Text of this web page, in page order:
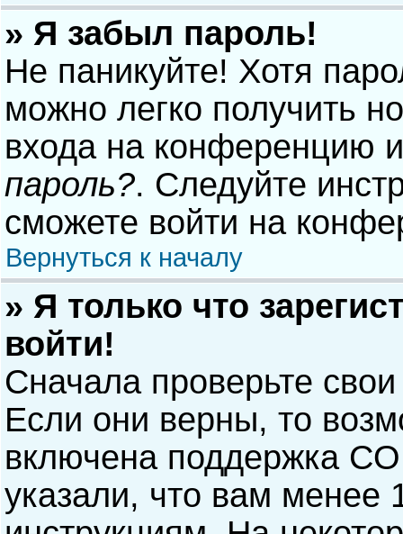
» Я забыл пароль!
Не паникуйте! Хотя
можно легко получить
входа на конференцию
пароль?. Следуйте
сможете войти на
Вернуться к началу
» Я только что
войти!
Сначала проверьте
Если они верны, то
включена поддержка
указали, что вам менее